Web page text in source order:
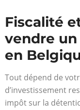
Fiscalité
vendre un
en
Tout dépend de
d’investissement
impôt sur la